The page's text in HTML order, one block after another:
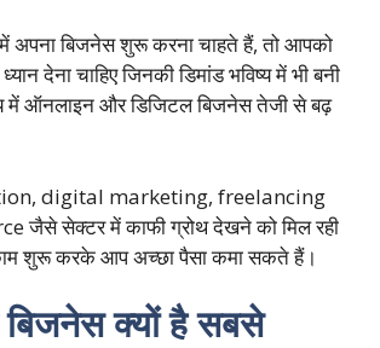
बिजनेस शुरू करना चाहते हैं, तो आपको
देना चाहिए जिनकी डिमांड भविष्य में भी बनी
ऑनलाइन और डिजिटल बिजनेस तेजी से बढ़
digital marketing, freelancing
जैसे सेक्टर में काफी ग्रोथ देखने को मिल रही
शुरू करके आप अच्छा पैसा कमा सकते हैं।
क्यों है सबसे